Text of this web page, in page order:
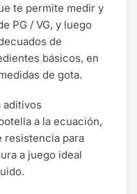
te permite medir y
PG / VG, y luego
de
básicos, en
de gota.
aditivos
a la ecuación,
resistencia para
a juego ideal